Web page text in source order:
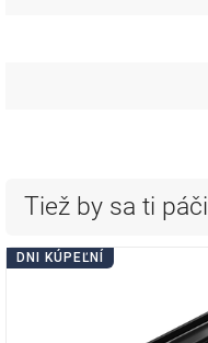
Tiež by sa ti páčil
DNI KÚPEĽNÍ